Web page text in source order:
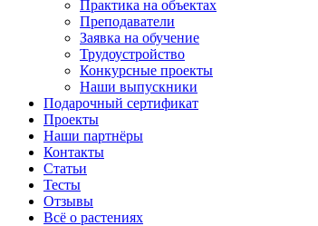
Практика на объектах
Преподаватели
Заявка на обучение
Трудоустройство
Конкурсные проекты
Наши выпускники
Подарочный сертификат
Проекты
Наши партнёры
Контакты
Статьи
Тесты
Отзывы
Всё о растениях